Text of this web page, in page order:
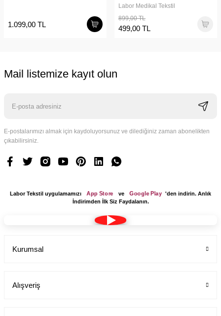
1.099,00 TL
Labor Medikal Tekstil
899,00 TL
499,00 TL
Mail listemize kayıt olun
E-postalarımızı almak için kaydoluyorsunuz ve dilediğiniz zaman abonelikten
çıkabilirsiniz.
Labor Tekstil uygulamamızı App Store ve Google Play
'den indirin. Anlık
İndirimden İlk Siz Faydalanın.
Kurumsal
Alışveriş